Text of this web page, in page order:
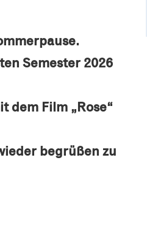
Semester 2026
dem Film „Rose“
begrüßen zu